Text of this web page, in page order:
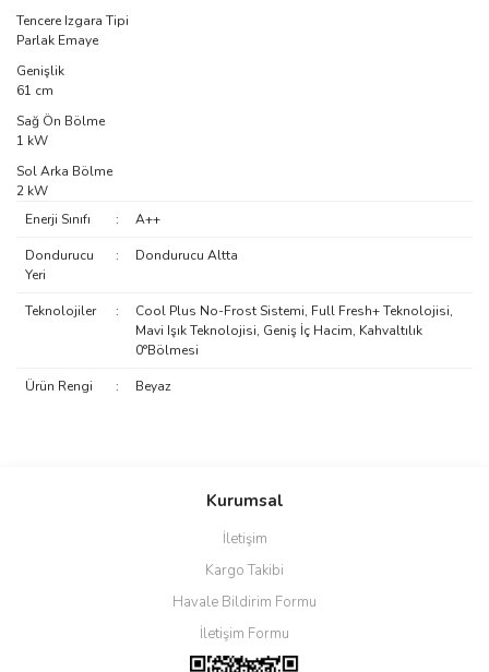
Tencere Izgara Tipi
Parlak Emaye
Genişlik
61 cm
Sağ Ön Bölme
1 kW
Sol Arka Bölme
2 kW
Enerji Sınıfı
: A++
Dondurucu
Yeri
: Dondurucu Altta
Teknolojiler :
Cool Plus No-Frost Sistemi, Full Fresh+ Teknolojisi,
Mavi Işık Teknolojisi, Geniş İç Hacim, Kahvaltılık
0°Bölmesi
Ürün Rengi : Beyaz
Yorum Yaz
Görüş ve önerileriniz için teşekkür ederiz.
Ürün resmi kalitesiz, bozuk veya görüntülenemiyor.
Ürün bilgilerinde hatalar bulunuyor.
Ürün fiyatı diğer sitelerden daha pahalı.
Kurumsal
İletişim
Kargo Takibi
Havale Bildirim Formu
İletişim Formu